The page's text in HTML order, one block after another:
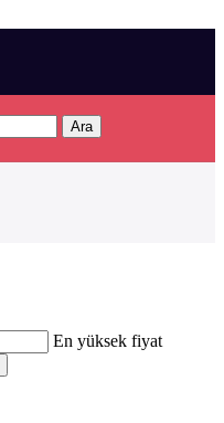
Ara
En yüksek fiyat